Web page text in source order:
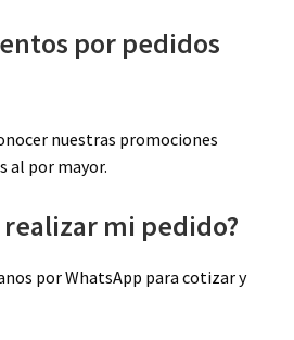
por pedidos
nuestras promociones
al por mayor.
realizar mi pedido?
por WhatsApp para cotizar y